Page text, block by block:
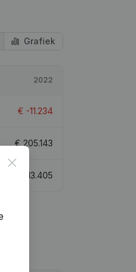
Grafiek
2022
€ -11.234
€ 205.143
13.405
Close